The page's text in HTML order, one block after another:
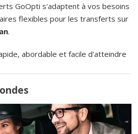
GoOpti s'adaptent à vos besoins
flexibles pour les transferts sur
.
abordable et facile d'atteindre